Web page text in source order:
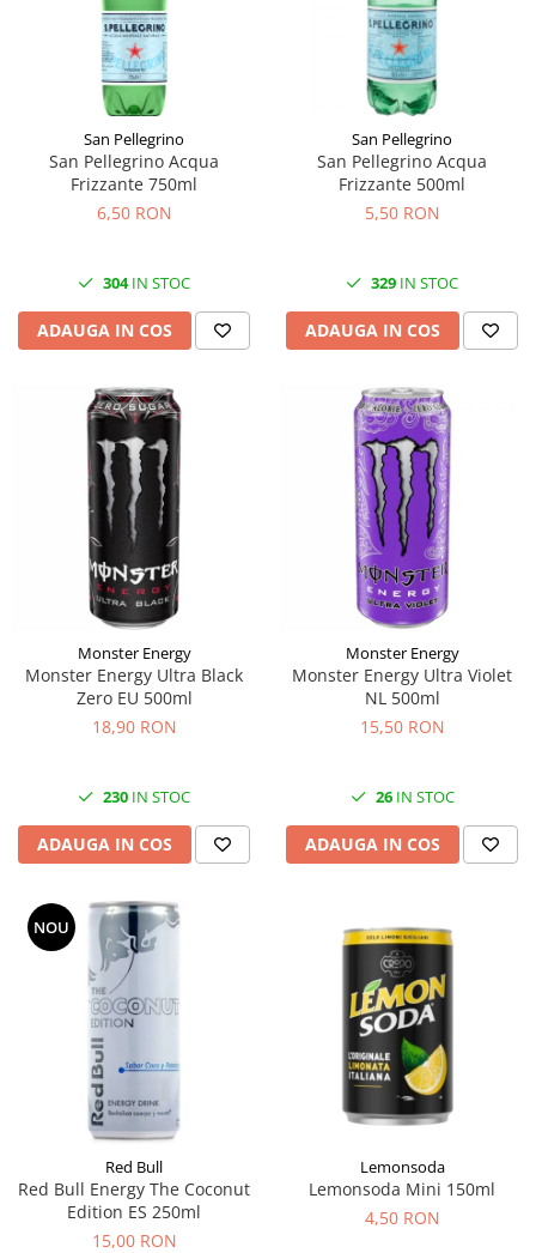
Făină italiană
Condimente & Sare
Zahăr & Îndulcitori
Lapte & Condensat
Gran Cucina
Creme & Esente
Paste Italiene
San Pellegrino
San Pellegrino Acqua
Frizzante 750ml
6,50 RON
304IN STOC
ADAUGA IN COS
San Pellegrino
San Pellegrino Acqua
Frizzante 500ml
5,50 RON
329 IN STOC
ADAUGA IN COS
Monster Energy
Monster Energy Ultra Black
Zero EU 500ml
18,90 RON
230 IN STOC
ADAUGA IN COS
Monster Energy
Monster Energy Ultra Violet
NL 500ml
15,50 RON
26IN STOC
ADAUGA IN COS
NOU
Red Bull
Red Bull Energy The Coconut
Edition ES 250ml
15,00 RON
Lemonsoda
Lemonsoda Mini 150ml
4,50 RON